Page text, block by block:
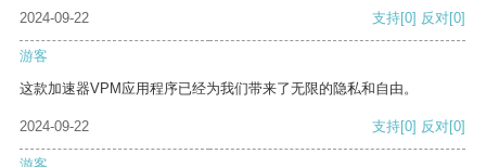
2024-09-22
支持[0] 反对[0]
游客
这款加速器VPM应用程序已经为我们带来了无限的隐私和自由。
2024-09-22 支持[0] 反对[0]